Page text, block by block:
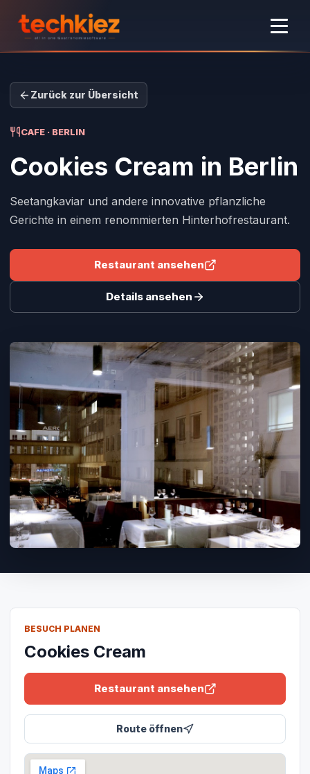
Zurück zur Übersicht
CAFE · BERLIN
Cookies Cream in Berlin
Seetangkaviar und andere innovative pflanzliche
Gerichte in einem renommierten Hinterhofrestaurant.
Restaurant ansehen
Details ansehen
BESUCH PLANEN
Cookies Cream
Restaurant ansehen
Route öffnen